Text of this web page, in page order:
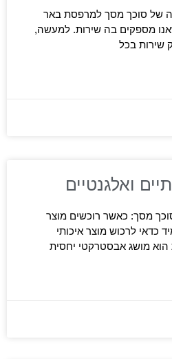
של סוכך מסך למרפסת באר
מספקים בה שירות. למעשה,
שירות בכל
ואלגנטיים
מסך: כאשר רוכשים מוצר
כדאי לרכוש מוצר איכותי
מושג אבסטרקטי יחסית